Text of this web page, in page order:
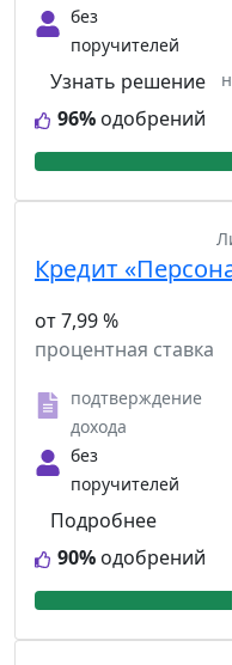
без
поручителей
96% одобрений
Узнать решение
Кредит
от 7,99 %
процентная ставка
подтверждение
дохода
без
поручителей
90% одобрений
Подробнее